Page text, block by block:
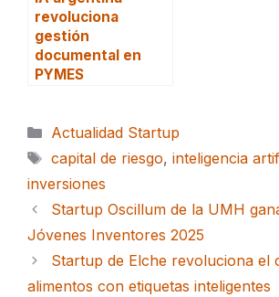
revoluciona
gestión
documental en
PYMES
Categorías
Actualidad Startup
Etiquetas
capital de riesgo, inteligencia
inversiones
Startup Oscillum de la UMH
Jóvenes Inventores 2025
Startup de Elche revoluciona el
alimentos con etiquetas inteligentes